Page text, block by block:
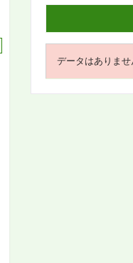
データはありませ